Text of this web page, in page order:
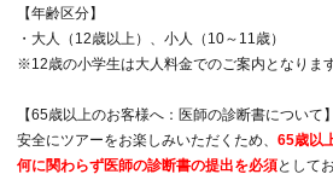
【年齢区分】
・大人（12歳以上）、小人（10～11歳）
※12歳の小学生は大人料金でのご案内となります
【65歳以上のお客様へ：医師の診断書について】
安全にツアーをお楽しみいただくため、65歳以
何に関わらず医師の診断書の提出を必須として